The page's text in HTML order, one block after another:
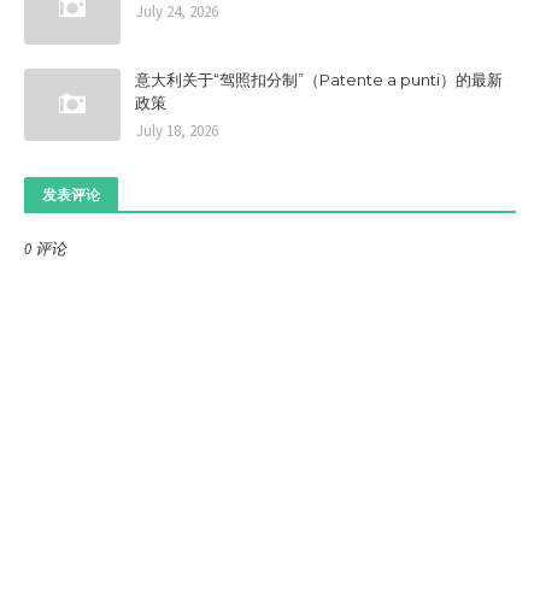
July 24, 2026
意大利关于“驾照扣分制”（Patente a punti）的最新
政策
July 18, 2026
发表评论
0 评论